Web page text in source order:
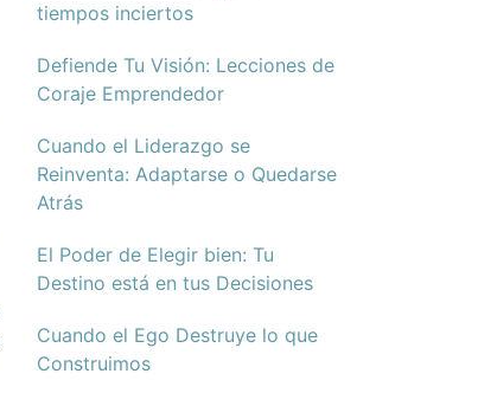
tiempos inciertos
Defiende Tu Visión: Lecciones de
Coraje Emprendedor
Cuando el Liderazgo se
Reinventa: Adaptarse o Quedarse
Atrás
El Poder de Elegir bien: Tu
Destino está en tus Decisiones
Cuando el Ego Destruye lo que
Construimos